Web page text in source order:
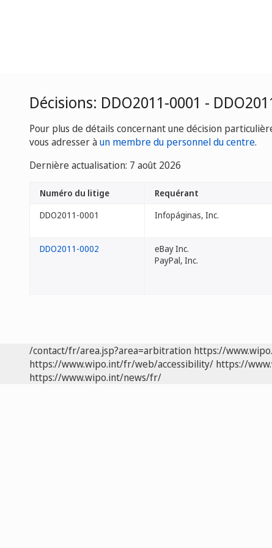
Décisions: DDO2011-0001 -
Pour plus de détails concernant une décision
vous adresser àun membre du personnel du centre.
Dernière actualisation: 7 août 2026
Numéro du litige Requérant
DDO2011-0001
Infopáginas, Inc.
DDO2011-0002
eBay Inc.
PayPal, Inc.
/contact/fr/area.jsp?area=arbitration https://
https://www.wipo.int/fr/web/accessibility/ https://
https://www.wipo.int/news/fr/